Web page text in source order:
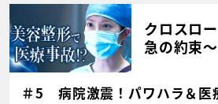
クロスロ
急の約束～
＃5 病院激震！パワハラ＆医